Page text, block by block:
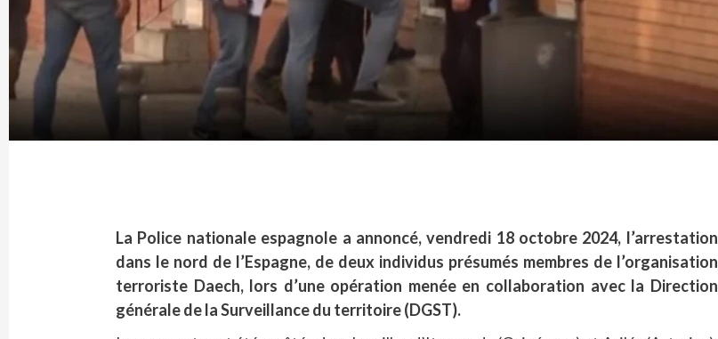
La Police nationale espagnole a annoncé, vendredi 18 octobre 2024, l’arrestation
dans le nord de l’Espagne, de deux individus présumés membres de l’organisation
terroriste Daech, lors d’une opération menée en collaboration avec la Direction
générale de la Surveillance du territoire (DGST).